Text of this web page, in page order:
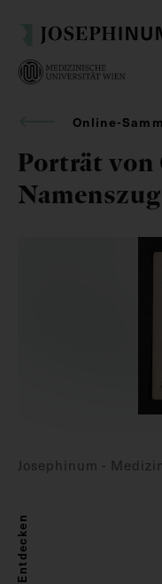
Online-
Porträt
Namenszug
Josephinum -
Entdecken